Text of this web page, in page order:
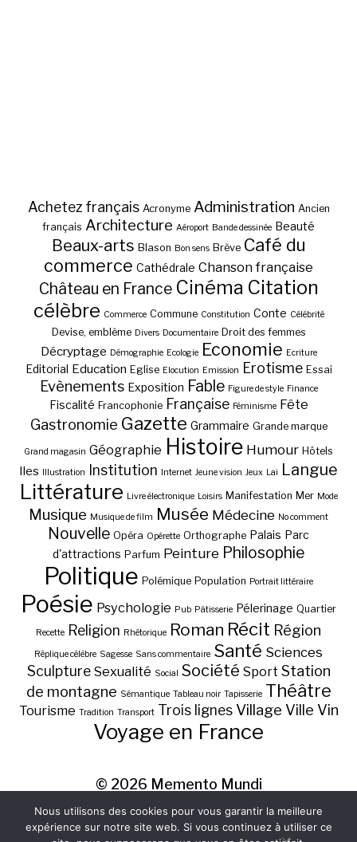
Achetez français Acronyme Administration Ancien
français Architecture Aéroport Bande dessinée Beauté
Beaux-arts Blason Bon sens Brève Café du
commerce Cathédrale Chanson française
Château en France Cinéma Citation
célèbre Commerce Commune Constitution Conte Célébrité
Devise, emblème Divers Documentaire Droit des femmes
Décryptage Démographie Ecologie Economie Ecriture
Editorial Education Eglise Elocution Emission Erotisme Essai
Evènements Exposition Fable Figure de style Finance
Fiscalité Francophonie Française Féminisme Fête
Gastronomie Gazette Grammaire Grande marque
Grand magasin Géographie Histoire Humour Hôtels
Iles Illustration Institution Internet Jeune vision Jeux Lai Langue
Littérature Livre électronique Loisirs Manifestation Mer Mode
Musique Musique de film Musée Médecine No comment
Nouvelle Opéra Opérette Orthographe Palais Parc
d'attractions Parfum Peinture Philosophie
Politique Polémique Population Portrait littéraire
Poésie Psychologie Pub Pâtisserie Pélerinage Quartier
Recette Religion Rhétorique Roman Récit Région
Réplique célèbre Sagesse Sans commentaire Santé Sciences
Sculpture Sexualité Social Société Sport Station
de montagne Sémantique Tableau noir Tapisserie Théâtre
Tourisme Tradition Transport Trois lignes Village Ville Vin
Voyage en France
© 2026 Memento Mundi
Nous utilisons des cookies pour vous garantir la meilleure
expérience sur notre site web. Si vous continuez à utiliser ce